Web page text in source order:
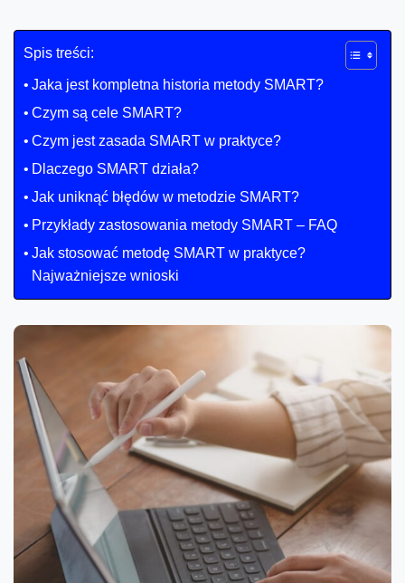
Spis treści:
Jaka jest kompletna historia metody SMART?
Czym są cele SMART?
Czym jest zasada SMART w praktyce?
Dlaczego SMART działa?
Jak uniknąć błędów w metodzie SMART?
Przykłady zastosowania metody SMART – FAQ
Jak stosować metodę SMART w praktyce?
Najważniejsze wnioski